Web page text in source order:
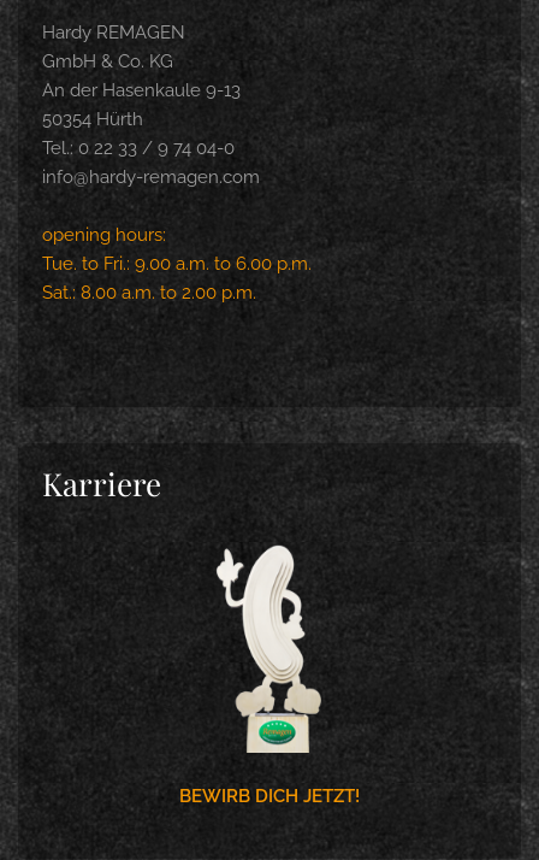
Hardy REMAGEN
GmbH & Co. KG
An der Hasenkaule 9-13
50354 Hürth
Tel.: 0 22 33 / 9 74 04-0
info@hardy-remagen.com
opening hours:
Tue. to Fri.: 9.00 a.m. to 6.00 p.m.
Sat.: 8.00 a.m. to 2.00 p.m.
Karriere
BEWIRB DICH JETZT!